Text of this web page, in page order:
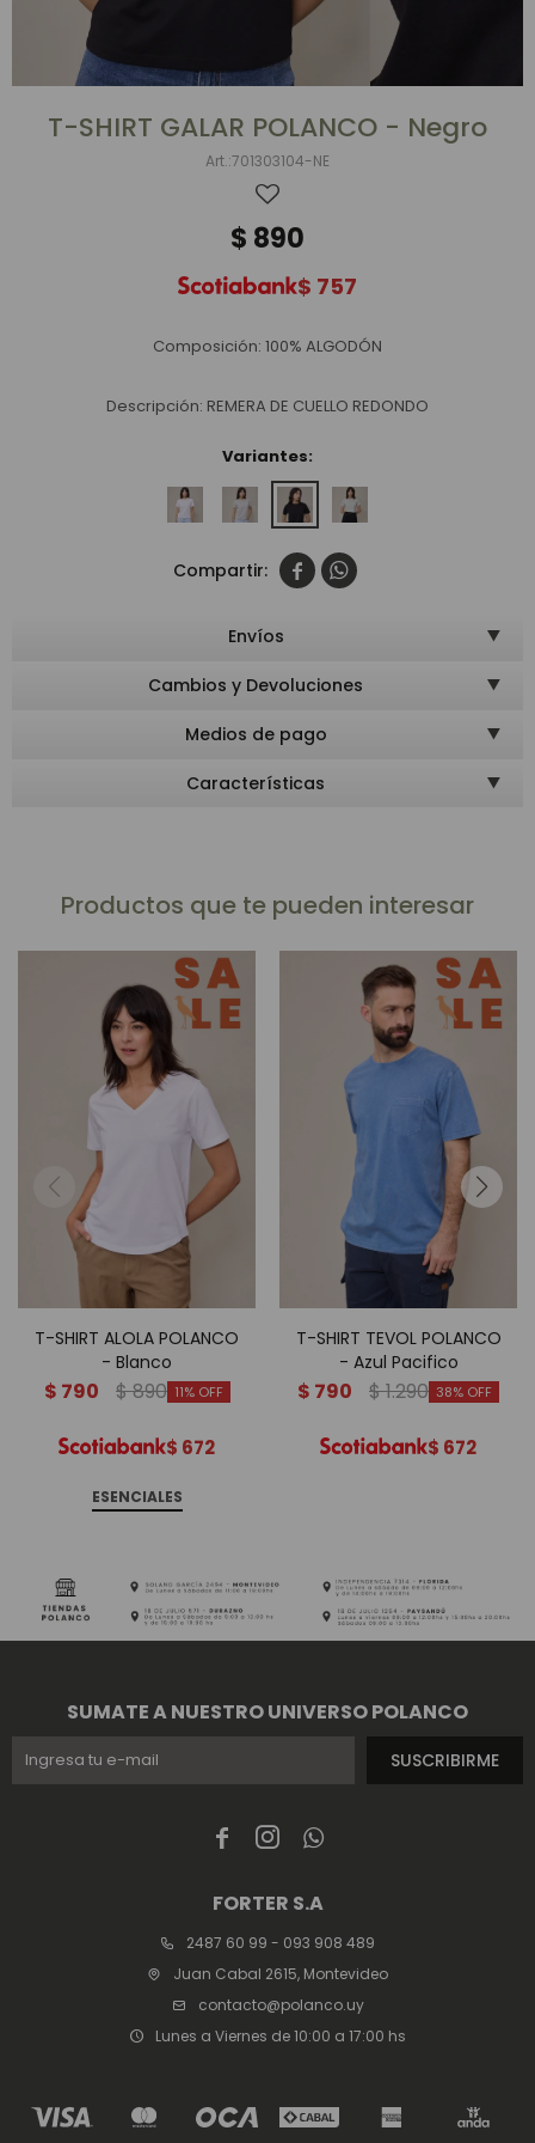
T-SHIRT GALAR POLANCO - Negro
701303104-NE
$ 890
$ 757
Composición: 100% ALGODÓN
Descripción: REMERA DE CUELLO REDONDO
Variantes:
 
Envíos
Cambios y Devoluciones
Medios de pago
Características
Productos que te pueden interesar
T-SHIRT ALOLA POLANCO
- Blanco
$ 790 $890 11
$ 672
ESENCIALES
T-SHIRT TEVOL POLANCO
- Azul Pacifico
$ 790 $1.290 38
$ 672
  
FORTER S.A
2487 60 99 - 093 908 489
Juan Cabal 2615, Montevideo
contacto@polanco.uy
Lunes a Viernes de 10:00 a 17:00 hs
SUMATE A NUESTRO UNIVERSO POLANCO
SUSCRIBIRME